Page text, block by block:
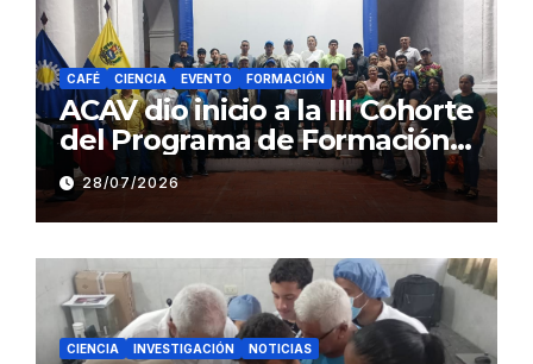
CAFÉ CIENCIA EVENTO FORMACIÓN
ACAV dio inicio a la III Cohorte
del Programa de Formación
en Producción y Manejo de
Sistemas Sustentables de
Café
28/07/2026
CIENCIA INVESTIGACIÓN NOTICIAS